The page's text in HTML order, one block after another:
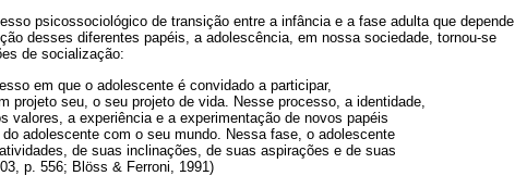
psicossociológico de transição entre a infância e a fase adulta que depende
desses diferentes papéis, a adolescência, em nossa sociedade, tornou-se
de socialização:
em que o adolescente é convidado a participar,
projeto seu, o seu projeto de vida. Nesse processo, a identidade,
valores, a experiência e a experimentação de novos papéis
adolescente com o seu mundo. Nessa fase, o adolescente
de suas inclinações, de suas aspirações e de suas
p. 556; Blöss & Ferroni, 1991)